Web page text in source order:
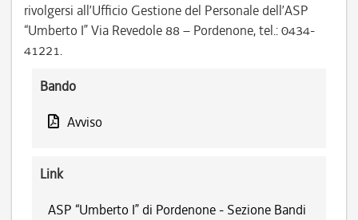
rivolgersi all’Ufficio Gestione del Personale dell’ASP
“Umberto I” Via Revedole 88 – Pordenone, tel.: 0434-
41221.
Bando
Avviso
Link
ASP “Umberto I” di Pordenone - Sezione Bandi